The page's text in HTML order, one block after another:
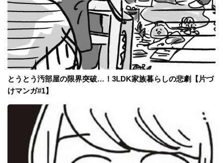
とうとう汚部屋の限界突破…！3LDK家族暮らしの悲劇【片づ
けマンガ#1】